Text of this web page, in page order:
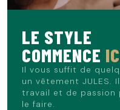
LE STYLE
COMMENCE
Il vous suffit de
un vêtement JULES.
travail et de passion
le faire.